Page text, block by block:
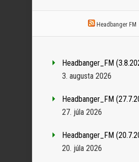
Headbanger FM
Headbanger_FM
3. augusta 2026
Headbanger_FM
27. júla 2026
Headbanger_FM
20. júla 2026